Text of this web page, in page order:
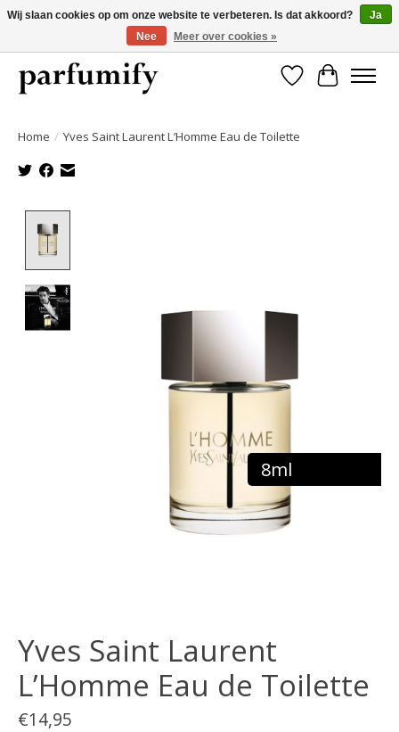
750+ Geuren | Gratis verzending | Maandelijks opzegbaar
Verlanglijst
Home / Yves Saint Laurent L’Homme Eau de Toilette
8ml
Yves Saint Laurent
L’Homme Eau de Toilette
€14,95
Wij slaan cookies op om onze website te verbeteren. Is dat akkoord?
Ja
Nee
Meer over cookies »